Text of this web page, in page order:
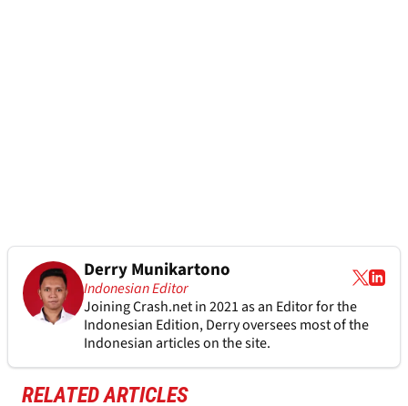
Derry Munikartono
Indonesian Editor
Joining Crash.net in 2021 as an Editor for the
Indonesian Edition, Derry oversees most of the
Indonesian articles on the site.
RELATED ARTICLES